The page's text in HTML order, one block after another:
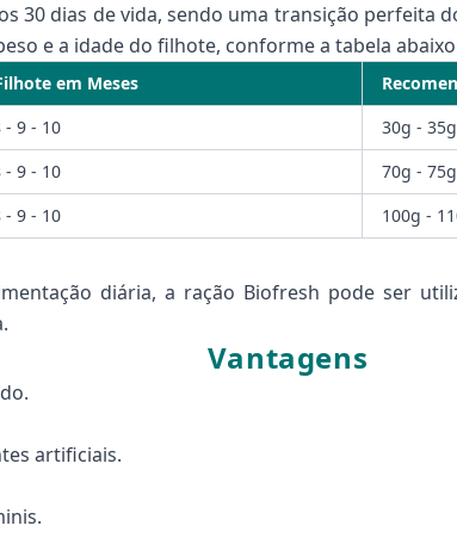
30 dias de vida, sendo uma transição
e a idade do filhote, conforme a tabela
em Meses
- 9 - 10
30g -
- 9 - 10
70g -
- 9 - 10 100g -
diária, a ração Biofresh pode ser
Vantagens
artificiais.